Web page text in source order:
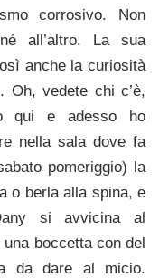
corrosivo. Non
all’altro. La sua
anche la curiosità
Oh, vedete chi c’è,
qui e adesso ho
nella sala dove fa
pomeriggio) la
o berla alla spina, e
si avvicina al
boccetta con del
da dare al micio.